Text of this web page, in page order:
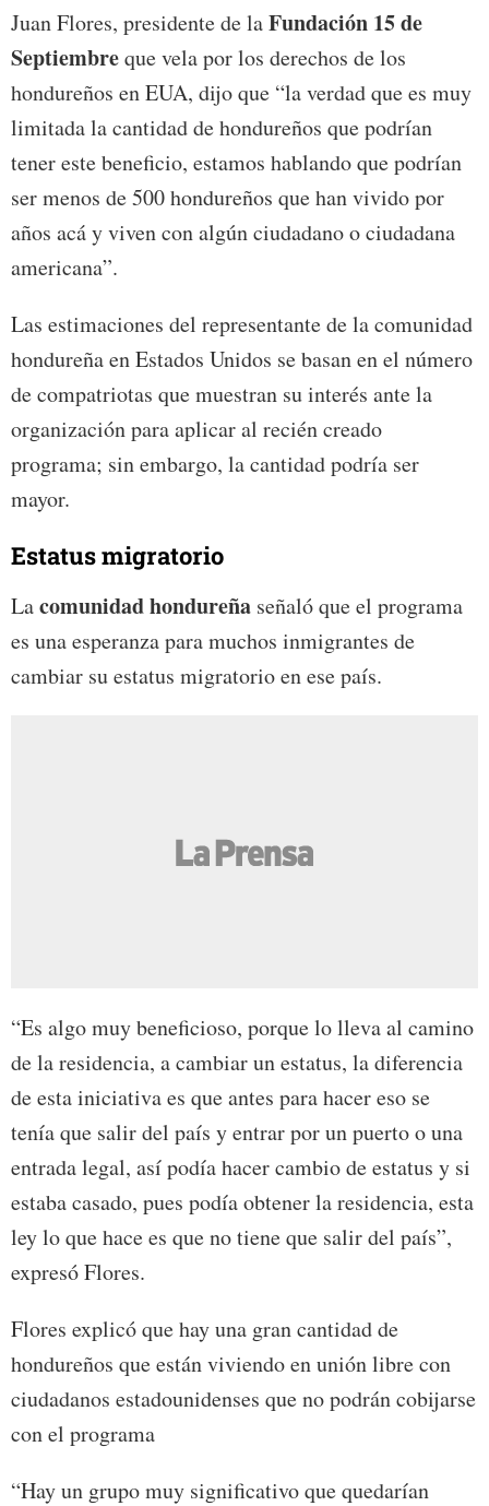
Juan Flores, presidente de laFundación 15 de
Septiembreque vela por los derechos de los
hondureños en EUA, dijo que “la verdad que es muy
limitada la cantidad de hondureños que podrían
tener este beneficio, estamos hablando que podrían
ser menos de 500 hondureños que han vivido por
años acá y viven con algún ciudadano o ciudadana
americana”.
Las estimaciones del representante de la comunidad
hondureña en Estados Unidos se basan en el número
de compatriotas que muestran su interés ante la
organización para aplicar al recién creado
programa; sin embargo, la cantidad podría ser
mayor.
Estatus migratorio
Lacomunidad hondureña señaló que el programa
es una esperanza para muchos inmigrantes de
cambiar su estatus migratorio en ese país.
“Es algo muy beneficioso, porque lo lleva al camino
de la residencia, a cambiar un estatus, la diferencia
de esta iniciativa es que antes para hacer eso se
tenía que salir del país y entrar por un puerto o una
entrada legal, así podía hacer cambio de estatus y si
estaba casado, pues podía obtener la residencia, esta
ley lo que hace es que no tiene que salir del país”,
expresó Flores.
Flores explicó que hay una gran cantidad de
hondureños que están viviendo en unión libre con
ciudadanos estadounidenses que no podrán cobijarse
con el programa
“Hay un grupo muy significativo que quedarían